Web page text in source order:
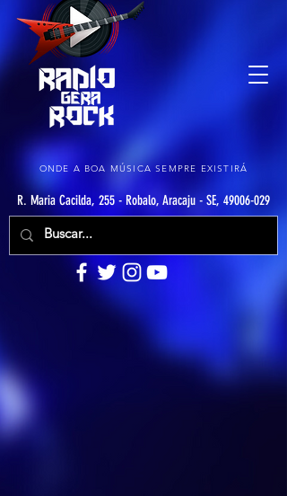
ONDE A BOA MÚSICA SEMPRE EXISTIRÁ
R. Maria Cacilda, 255 - Robalo, Aracaju - SE, 49006-029